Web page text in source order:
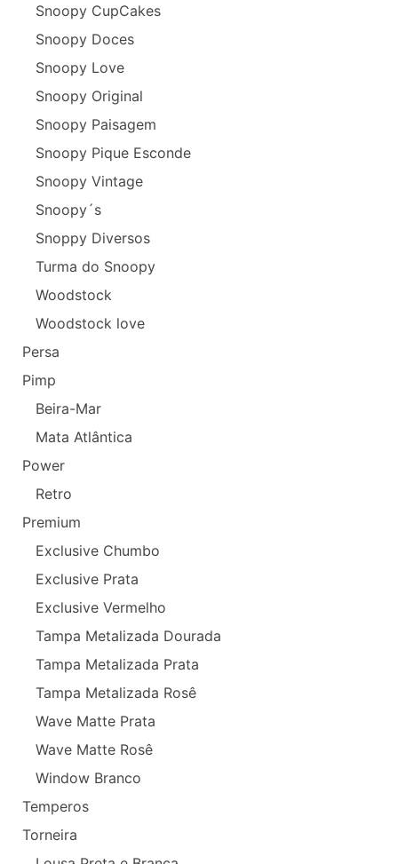
Snoopy CupCakes
Snoopy Doces
Snoopy Love
Snoopy Original
Snoopy Paisagem
Snoopy Pique Esconde
Snoopy Vintage
Snoopy´s
Snoppy Diversos
Turma do Snoopy
Woodstock
Woodstock love
Persa
Pimp
Beira-Mar
Mata Atlântica
Power
Retro
Premium
Exclusive Chumbo
Exclusive Prata
Exclusive Vermelho
Tampa Metalizada Dourada
Tampa Metalizada Prata
Tampa Metalizada Rosê
Wave Matte Prata
Wave Matte Rosê
Window Branco
Temperos
Torneira